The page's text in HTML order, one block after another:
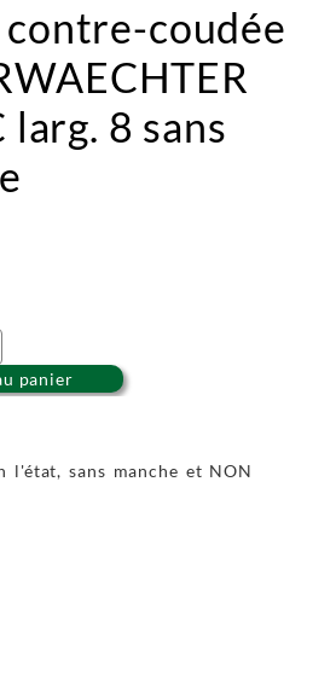
contre-coudée
larg. 8 sans
panier
l'état, sans manche et NON